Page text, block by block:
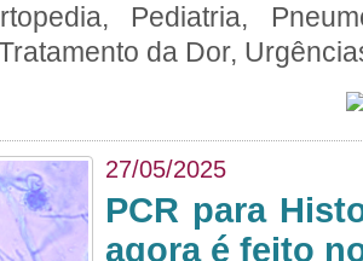
Pediatria,
da Dor,
27/05/2025
PCR para
agora é feito